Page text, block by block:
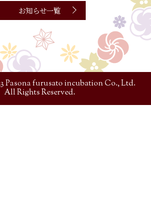
お知らせ一覧
Pasona furusato incubation Co., Ltd.
All Rights Reserved.